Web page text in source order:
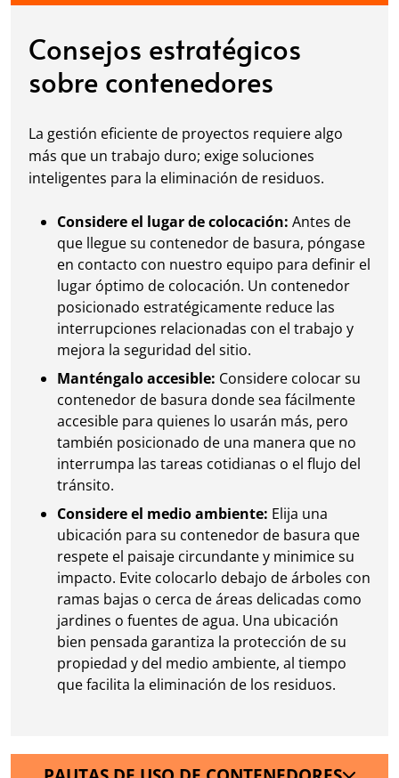
Reserve su contenedor de basura hoy mismo en
Las Vegas, NV, ¡y descubra la gran diferencia que
Dumpster Dudez le ofrece!
Consejos estratégicos
sobre contenedores
La gestión eficiente de proyectos requiere algo
más que un trabajo duro; exige soluciones
inteligentes para la eliminación de residuos.
Considere el lugar de colocación: Antes de
que llegue su contenedor de basura, póngase
en contacto con nuestro equipo para definir el
lugar óptimo de colocación. Un contenedor
posicionado estratégicamente reduce las
interrupciones relacionadas con el trabajo y
mejora la seguridad del sitio.
Manténgalo accesible: Considere colocar su
contenedor de basura donde sea fácilmente
accesible para quienes lo usarán más, pero
también posicionado de una manera que no
interrumpa las tareas cotidianas o el flujo del
tránsito.
Considere el medio ambiente: Elija una
ubicación para su contenedor de basura que
respete el paisaje circundante y minimice su
impacto. Evite colocarlo debajo de árboles con
ramas bajas o cerca de áreas delicadas como
jardines o fuentes de agua. Una ubicación
bien pensada garantiza la protección de su
propiedad y del medio ambiente, al tiempo
que facilita la eliminación de los residuos.